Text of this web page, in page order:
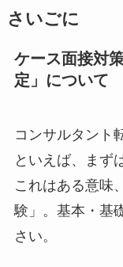
さいごに
ケース面接対
定」について
コンサルタント
といえば、まず
これはある意味
験」。基本・基
さい。